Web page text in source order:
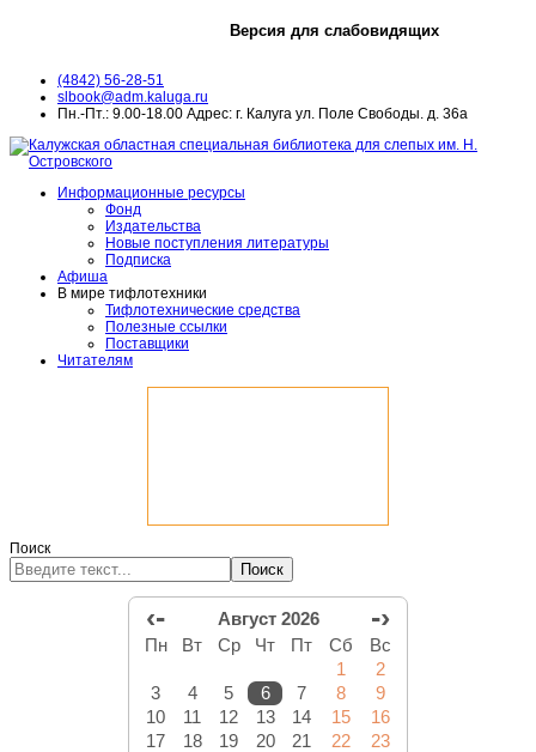
Версия для слабовидящих
(4842) 56-28-51
slbook@adm.kaluga.ru
Пн.-Пт.: 9.00-18.00 Адрес: г. Калуга ул. Поле Свободы. д. 36а
Информационные ресурсы
Фонд
Издательства
Новые поступления литературы
Подписка
Афиша
В мире тифлотехники
Тифлотехнические средства
Полезные ссылки
Поставщики
Читателям
Поиск
Поиск
‹- Август 2026 -›
Пн Вт Ср Чт Пт Сб
Вс
1
2
3
4 5 6 7 8
9
10
11 12 13 14 15
16
17
18 19 20 21 22
23